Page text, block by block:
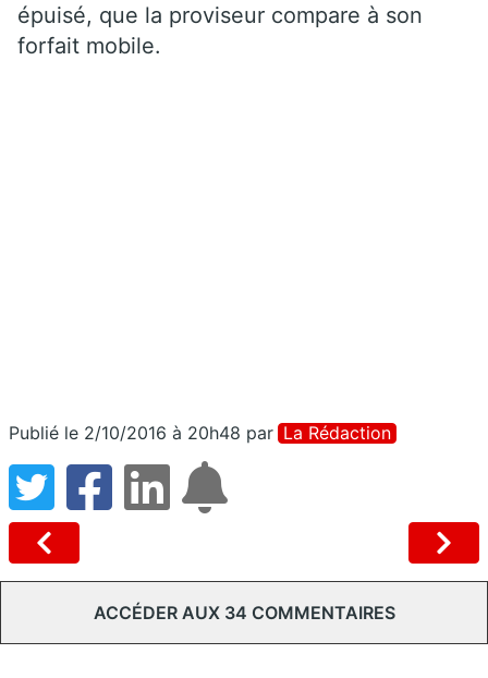
épuisé, que la proviseur compare à son
forfait mobile.
Publié le 2/10/2016 à 20h48 par La Rédaction
ACCÉDER AUX 34 COMMENTAIRES